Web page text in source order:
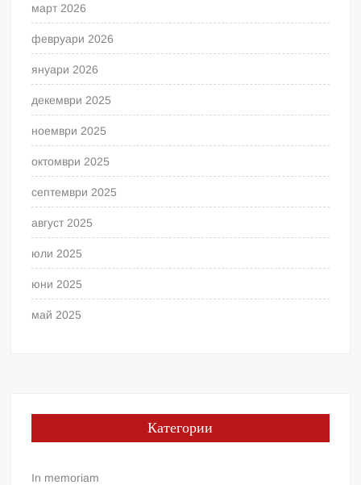
март 2026
февруари 2026
януари 2026
декември 2025
ноември 2025
октомври 2025
септември 2025
август 2025
юли 2025
юни 2025
май 2025
Категории
In memoriam